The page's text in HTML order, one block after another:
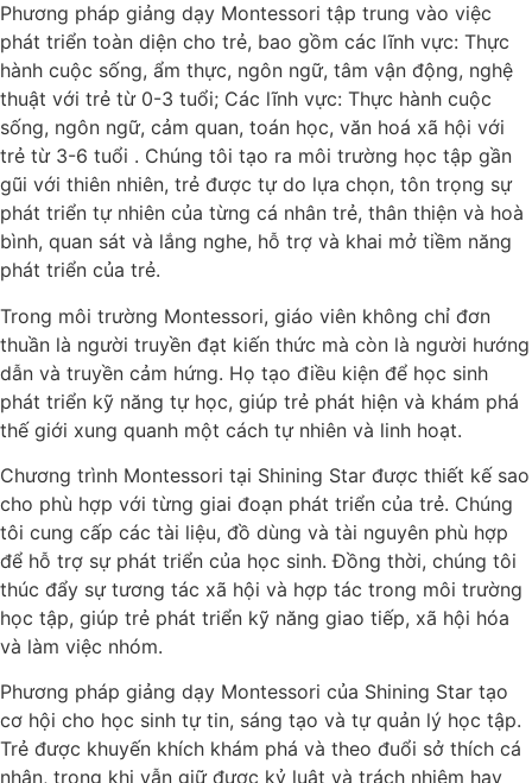
Phương pháp giảng dạy Montessori tập trung vào việc
phát triển toàn diện cho trẻ, bao gồm các lĩnh vực: Thực
hành cuộc sống, ẩm thực, ngôn ngữ, tâm vận động, nghệ
thuật với trẻ từ 0-3 tuổi; Các lĩnh vực: Thực hành cuộc
sống, ngôn ngữ, cảm quan, toán học, văn hoá xã hội với
trẻ từ 3-6 tuổi . Chúng tôi tạo ra môi trường học tập gần
gũi với thiên nhiên, trẻ được tự do lựa chọn, tôn trọng sự
phát triển tự nhiên của từng cá nhân trẻ, thân thiện và hoà
bình, quan sát và lắng nghe, hỗ trợ và khai mở tiềm năng
phát triển của trẻ.
Trong môi trường Montessori, giáo viên không chỉ đơn
thuần là người truyền đạt kiến thức mà còn là người hướng
dẫn và truyền cảm hứng. Họ tạo điều kiện để học sinh
phát triển kỹ năng tự học, giúp trẻ phát hiện và khám phá
thế giới xung quanh một cách tự nhiên và linh hoạt.
Chương trình Montessori tại Shining Star được thiết kế sao
cho phù hợp với từng giai đoạn phát triển của trẻ. Chúng
tôi cung cấp các tài liệu, đồ dùng và tài nguyên phù hợp
để hỗ trợ sự phát triển của học sinh. Đồng thời, chúng tôi
thúc đẩy sự tương tác xã hội và hợp tác trong môi trường
học tập, giúp trẻ phát triển kỹ năng giao tiếp, xã hội hóa
và làm việc nhóm.
Phương pháp giảng dạy Montessori của Shining Star tạo
cơ hội cho học sinh tự tin, sáng tạo và tự quản lý học tập.
Trẻ được khuyến khích khám phá và theo đuổi sở thích cá
nhân, trong khi vẫn giữ được kỷ luật và trách nhiệm hay